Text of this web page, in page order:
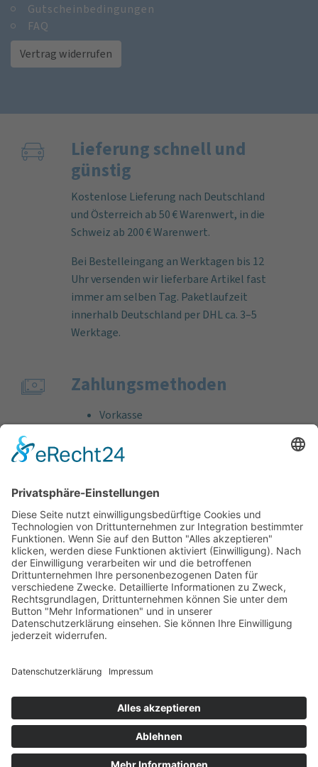
Gutscheinbedingungen
FAQ
Vertrag widerrufen
Lieferung schnell und
günstig
Kostenlose Lieferung nach Deutschland
und Österreich ab 50 € Warenwert, in die
Schweiz ab 200 € Warenwert.
Bei Bestelleingang an Werktagen bis 12
Uhr versenden wir lieferbare Artikel fast
immer am selben Tag. Paketlaufzeit
innerhalb Deutschland per DHL ca. 3–5
Werktage.
Zahlungs­methoden
Vorkasse
Bankeinzug
Kreditkarte (VISA & MasterCard)
Support
Kostenlose Beratung vor und nach dem
Kauf!
Qualität